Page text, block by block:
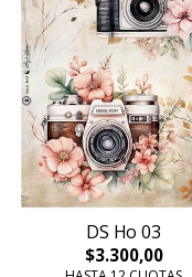
DS Ho 03
$3.300,00